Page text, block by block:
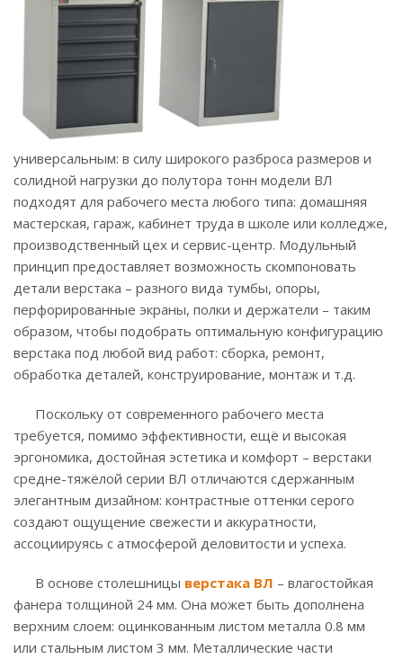
универсальным: в силу широкого разброса размеров и
солидной нагрузки до полутора тонн модели ВЛ
подходят для рабочего места любого типа: домашняя
мастерская, гараж, кабинет труда в школе или колледже,
производственный цех и сервис-центр. Модульный
принцип предоставляет возможность скомпоновать
детали верстака – разного вида тумбы, опоры,
перфорированные экраны, полки и держатели – таким
образом, чтобы подобрать оптимальную конфигурацию
верстака под любой вид работ: сборка, ремонт,
обработка деталей, конструирование, монтаж и т.д.
Поскольку от современного рабочего места
требуется, помимо эффективности, ещё и высокая
эргономика, достойная эстетика и комфорт – верстаки
средне-тяжёлой серии ВЛ отличаются сдержанным
элегантным дизайном: контрастные оттенки серого
создают ощущение свежести и аккуратности,
ассоциируясь с атмосферой деловитости и успеха.
В основе столешницы верстака ВЛ – влагостойкая
фанера толщиной 24 мм. Она может быть дополнена
верхним слоем: оцинкованным листом металла 0.8 мм
или стальным листом 3 мм. Металлические части